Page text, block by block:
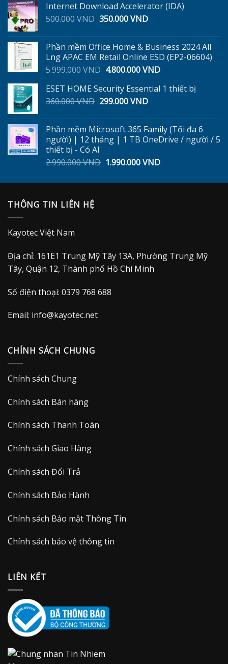
300.000 VND.là:
189.000 VND.
Internet Download Accelerator (IDA)
500.000VND Giá
500.000 VND.
350.000VNDGiá
là:
350.000 VND.
Phần mềm Office Home & Business 2024 All
Lng APAC EM Retail Online ESD (EP2-06604)
5.999.000VND Giá
là:
5.999.000 VND.
4.800.000VNDGiá
tại
ESET HOME Security Essential 1 thiết bị
360.000VND Giá
360.000 VND.
299.000VNDGiá
là:
299.000 VND.
Phần mềm Microsoft 365 Family (Tối đa 6
người) | 12 tháng | 1 TB OneDrive / người / 5
thiết bị - Có AI
2.990.000VND Giá
là:
1.990.000VNDGiá
tại
THÔNG TIN LIÊN HỆ
Kayotec Việt Nam
Địa chỉ: 161E1 Trung Mỹ Tây 13A, Phường Trung Mỹ
Tây, Quận 12, Thành phố Hồ Chí Minh
Số điện thoại: 0379 768 688
Email: info@kayotec.net
CHÍNH SÁCH CHUNG
Chính sách Chung
Chính sách Bán hàng
Chính sách Thanh Toán
Chính sách Giao Hàng
Chính sách Đổi Trả
Chính sách Bảo Hành
Chính sách Bảo mật Thông Tin
Chính sách bảo vệ thông tin
LIÊN KẾT